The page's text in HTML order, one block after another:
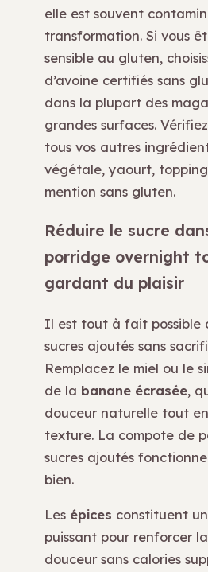
elle est souvent
transformation. Si vous
sensible au gluten,
d’avoine certifiés sans
dans la plupart des
grandes surfaces.
tous vos autres
végétale, yaourt,
mention sans gluten.
Réduire le sucre
porridge overnight
gardant du plaisir
Il est tout à fait possible
sucres ajoutés sans
Remplacez le miel ou le
de la banane écrasée,
douceur naturelle tout
texture. La compote de
sucres ajoutés
bien.
Les épices constituent
puissant pour renforcer
douceur sans calories